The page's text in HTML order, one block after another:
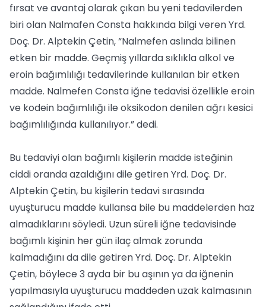
fırsat ve avantaj olarak çıkan bu yeni tedavilerden
biri olan Nalmafen Consta hakkında bilgi veren Yrd.
Doç. Dr. Alptekin Çetin, “Nalmefen aslında bilinen
etken bir madde. Geçmiş yıllarda sıklıkla alkol ve
eroin bağımlılığı tedavilerinde kullanılan bir etken
madde. Nalmefen Consta iğne tedavisi özellikle eroin
ve kodein bağımlılığı ile oksikodon denilen ağrı kesici
bağımlılığında kullanılıyor.” dedi.
Bu tedaviyi olan bağımlı kişilerin madde isteğinin
ciddi oranda azaldığını dile getiren Yrd. Doç. Dr.
Alptekin Çetin, bu kişilerin tedavi sırasında
uyuşturucu madde kullansa bile bu maddelerden haz
almadıklarını söyledi. Uzun süreli iğne tedavisinde
bağımlı kişinin her gün ilaç almak zorunda
kalmadığını da dile getiren Yrd. Doç. Dr. Alptekin
Çetin, böylece 3 ayda bir bu aşının ya da iğnenin
yapılmasıyla uyuşturucu maddeden uzak kalmasının